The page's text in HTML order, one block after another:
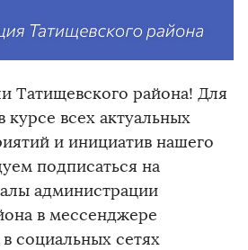
Татищевского района! Для
курсе всех актуальных
и инициатив нашего
подписаться на
администрации
в мессенджере
социальных сетях